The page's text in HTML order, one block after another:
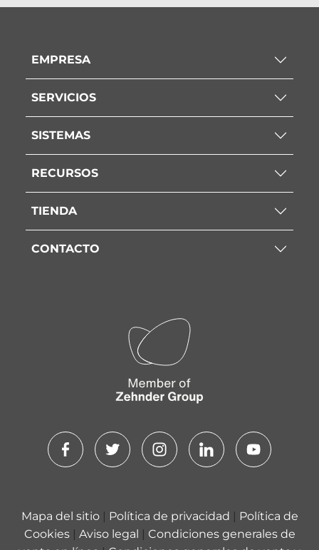
EMPRESA
SERVICIOS
SISTEMAS
RECURSOS
TIENDA
CONTACTO
Mapa del sitio | Política de privacidad | Política de
Cookies | Aviso legal | Condiciones generales de